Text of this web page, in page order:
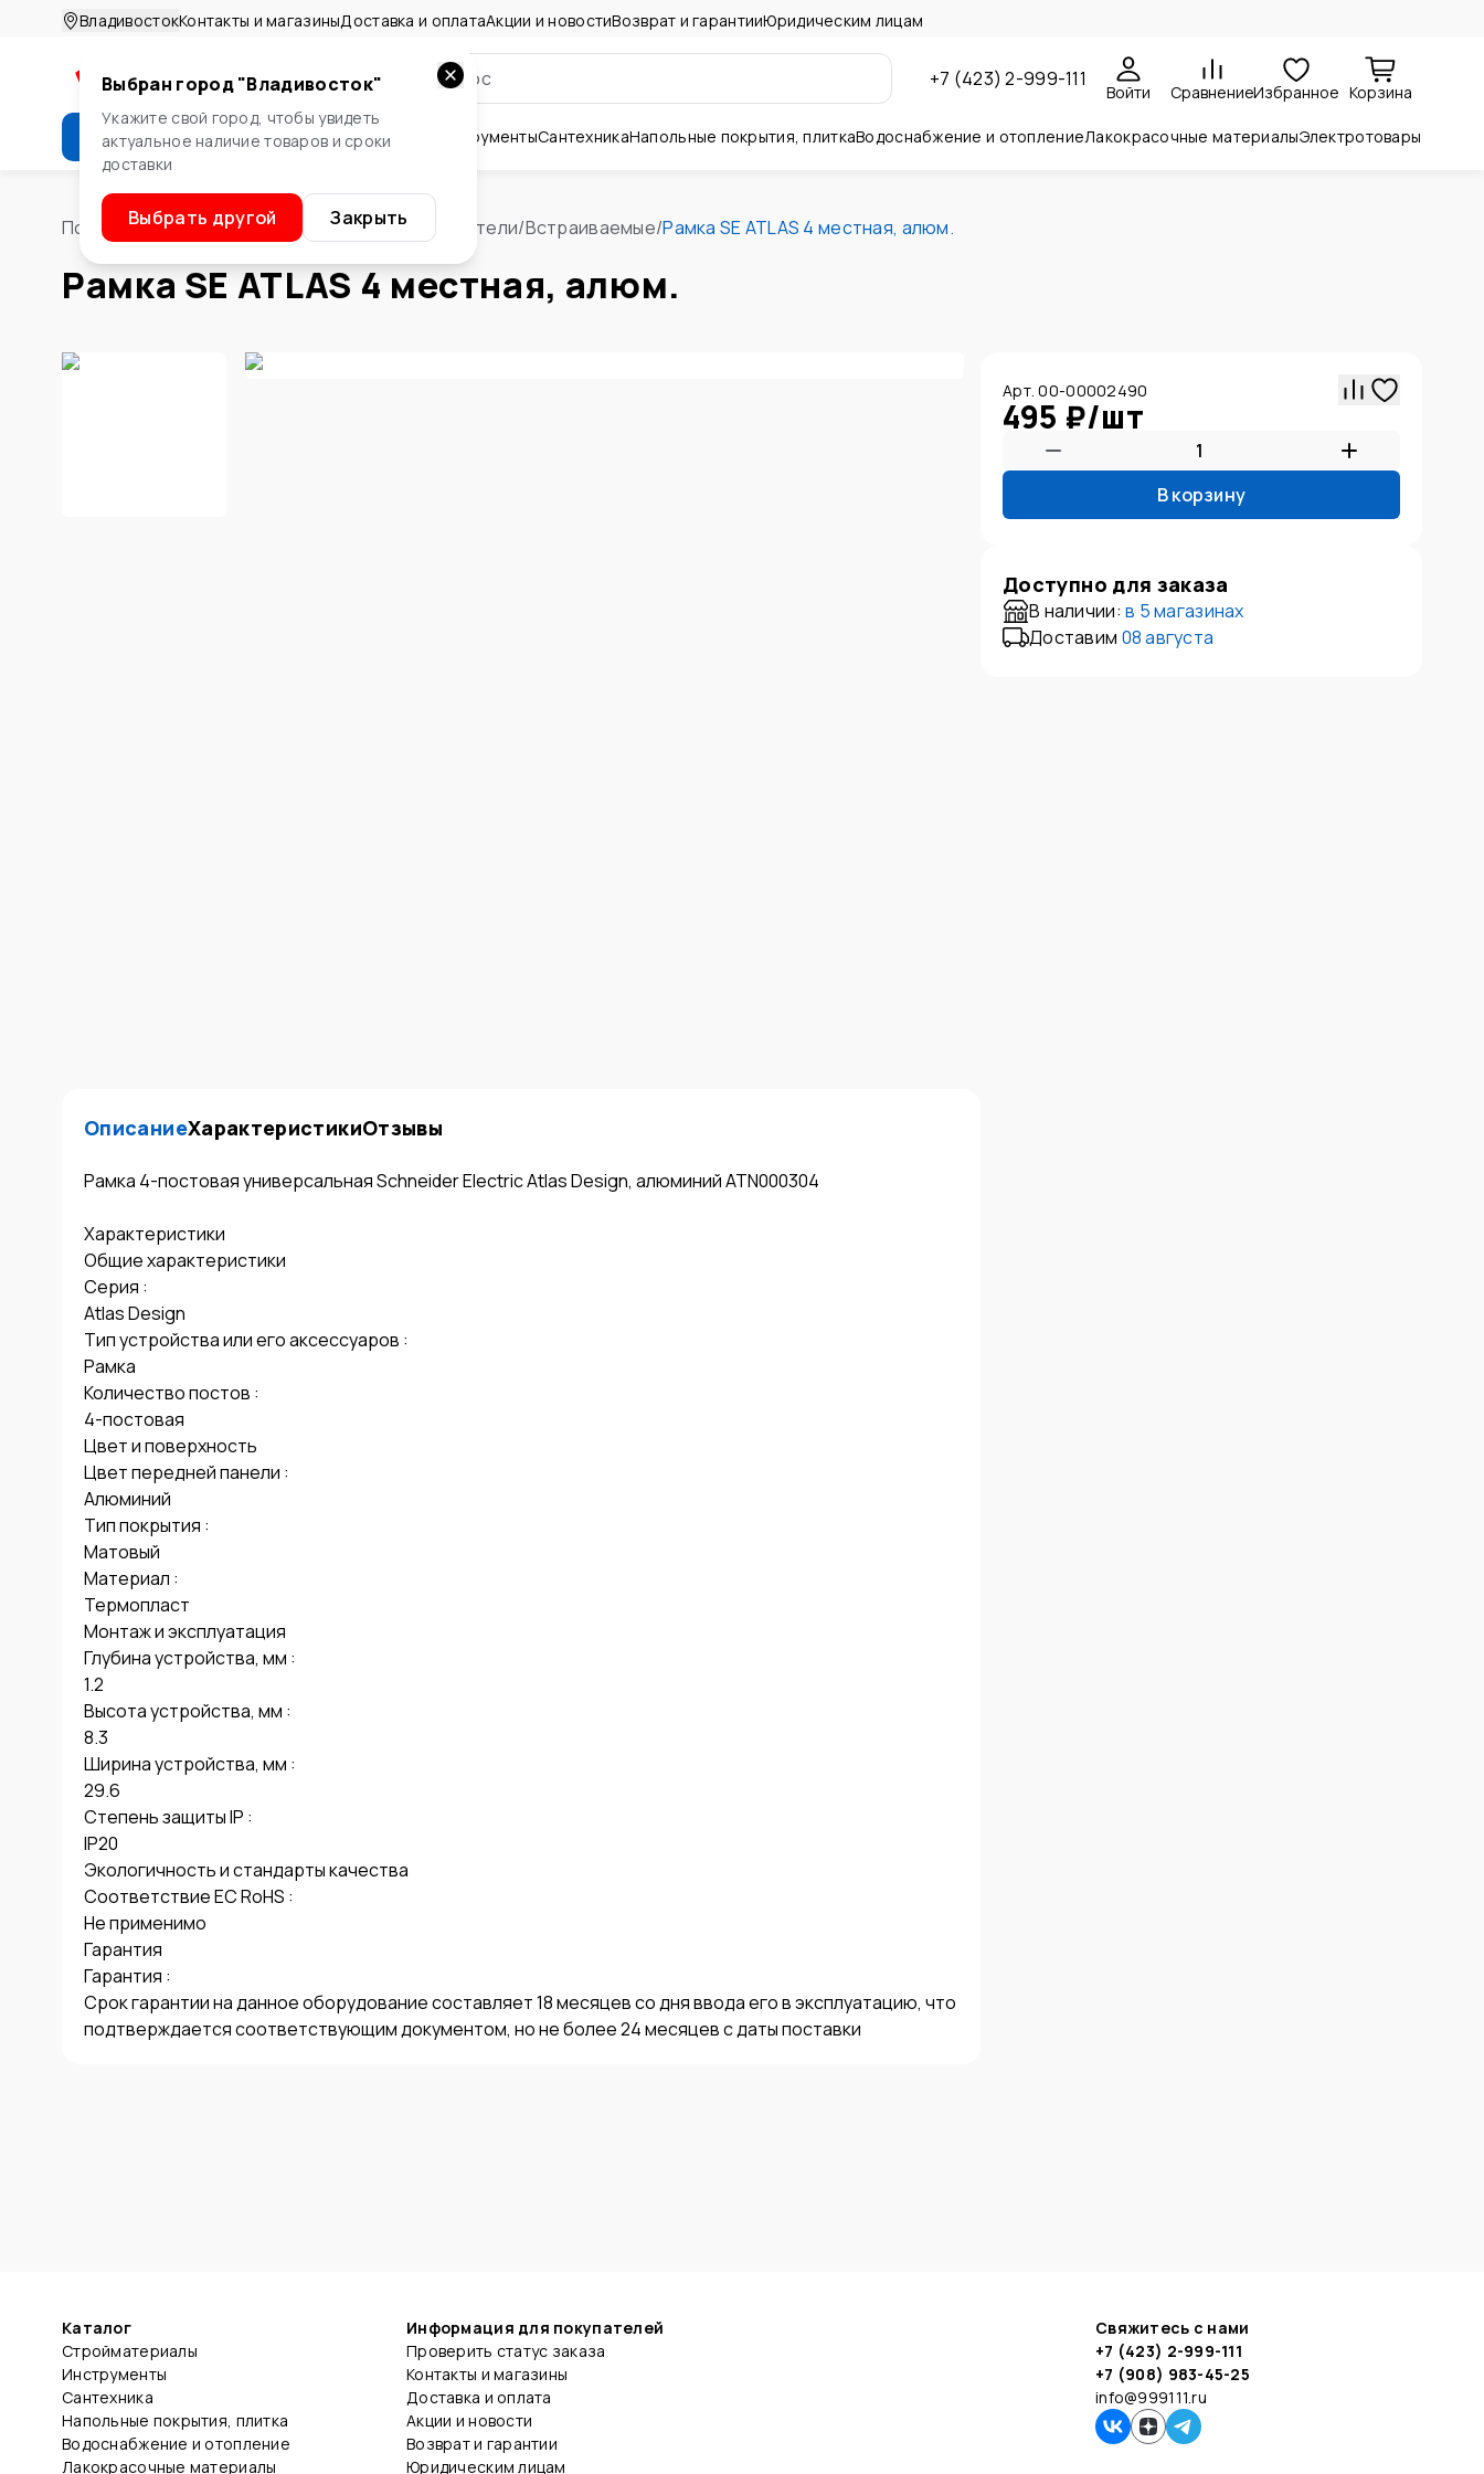
ВладивостокКонтакты и магазиныДоставка и оплатаАкции и новостиВозврат и гарантииЮридическим лицам
+7 (423) 2-999-111
Войти СравнениеИзбранное Корзина
Каталог Стройматериалы ИнструментыСантехникаНапольные покрытия, плиткаВодоснабжение и отоплениеЛакокрасочные материалыЭлектротовары
Выбран город "Владивосток"
Укажите свой город, чтобы увидеть
актуальное наличие товаров и сроки
доставки
Выбрать другой Закрыть
Помощник/Электротовары Розетки и выключатели/Встраиваемые/Рамка SE ATLAS 4 местная, алюм.
Рамка SE ATLAS 4 местная, алюм.
ОписаниеХарактеристикиОтзывы
Рамка 4-постовая универсальная Schneider Electric Atlas Design, алюминий ATN000304
Характеристики
Общие характеристики
Серия :
Atlas Design
Тип устройства или его аксессуаров :
Рамка
Количество постов :
4-постовая
Цвет и поверхность
Цвет передней панели :
Алюминий
Тип покрытия :
Матовый
Материал :
Термопласт
Монтаж и эксплуатация
Глубина устройства, мм :
1.2
Высота устройства, мм :
8.3
Ширина устройства, мм :
29.6
Степень защиты IP :
IP20
Экологичность и стандарты качества
Соответствие ЕС RoHS :
Не применимо
Гарантия
Гарантия :
Срок гарантии на данное оборудование составляет 18 месяцев со дня ввода его в эксплуатацию, что
подтверждается соответствующим документом, но не более 24 месяцев с даты поставки
Арт. 00-00002490
495 ₽/шт
В корзину
Доступно для заказа
В наличии: в 5 магазинах
Доставим 08 августа
Каталог
Стройматериалы
Инструменты
Сантехника
Напольные покрытия, плитка
Водоснабжение и отопление
Лакокрасочные материалы
Информация для покупателей
Проверить статус заказа
Контакты и магазины
Доставка и оплата
Акции и новости
Возврат и гарантии
Юридическим лицам
Свяжитесь с нами
+7 (423) 2-999-111
+7 (908) 983-45-25
info@999111.ru